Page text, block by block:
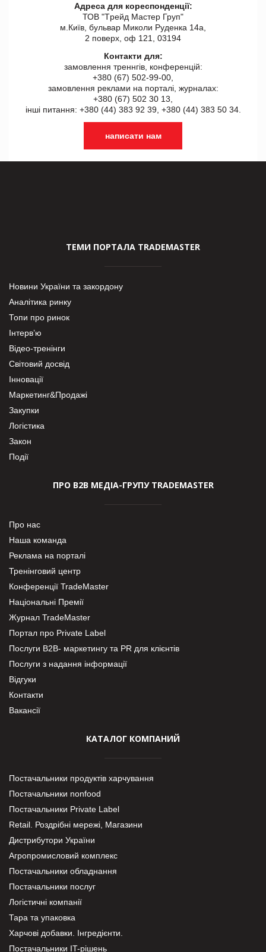
Адреса для кореспонденції:
ТОВ "Tрейд Мастер Груп"
м.Київ, бульвар Миколи Руденка 14а,
2 поверх, оф 121, 03194
Контакти для:
замовлення треннгів, конференцій:
+380 (67) 502-99-00,
замовлення реклами на порталі, журналах:
+380 (67) 502 30 13,
інші питання: +380 (44) 383 92 39, +380 (44) 383 50 34.
написати нам
ТЕМИ ПОРТАЛА TRADEMASTER
Новини України та закордону
Аналітика ринку
Топи про ринок
Інтерв’ю
Відео-тренінги
Світовий досвід
Інновації
Маркетинг&Продажі
Закупки
Логістика
Закон
Події
ПРО В2В МЕДІА-ГРУПУ TRADEMASTER
Про нас
Наша команда
Реклама на порталі
Тренінговий центр
Конференції TradeMaster
Національні Премії
Журнал TradeMaster
Портал про Private Label
Послуги В2В- маркетингу та PR для клієнтів
Послуги з надання інформації
Відгуки
Контакти
Вакансії
КАТАЛОГ КОМПАНИЙ
Постачальники продуктів харчування
Постачальники nonfood
Постачальники Private Label
Retail. Роздрібні мережі, Магазини
Дистрибутори України
Агропромисловий комплекс
Постачальники обладнання
Постачальники послуг
Логістичні компанії
Тара та упаковка
Харчові добавки. Інгредієнти.
Постачальники IT-рішень